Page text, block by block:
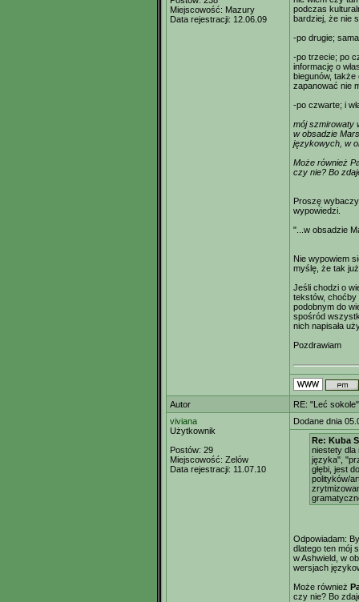
Miejscowość: Mazury
Data rejestracji: 12.06.09
podczas
bardziej, że nie
-po drugie;
-po trzecie; po
informację o
biegunów,
zapanować nie
-po czwarte; i
mój szmirowaty
w obsadzie
językowych, w
Może również
czy nie? Bo
Proszę
wypowiedzi.
"...w obsadzie
Nie wypowiem
myślę, że tak
Jeśli chodzi o
tekstów, choćby
podobnym do
spośród
nich napisała
Pozdrawiam
Autor
RE: "Leć
viviana
Użytkownik
Postów: 29
Miejscowość: Zelów
Data rejestracji: 11.07.10
Dodane dnia
Re: Kuba
niestety dla
języka",
głębi, jest
polityków/
Odpowiadam:
dlatego ten mój
w Ashwield, w
wersjach
Może również
czy nie? Bo